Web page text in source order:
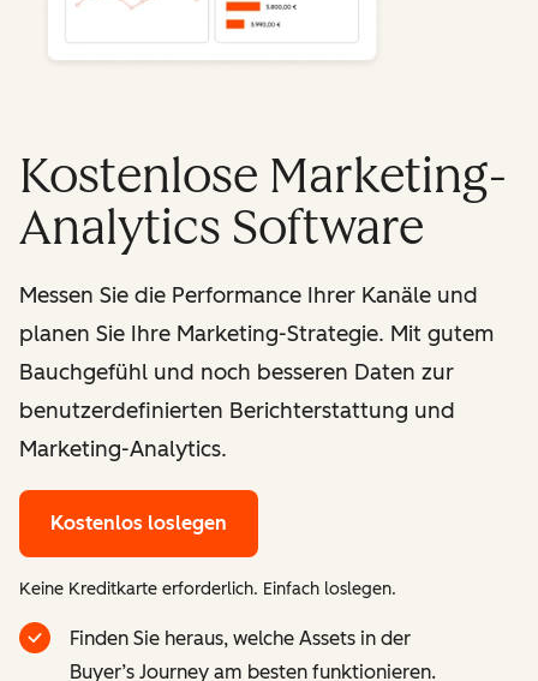
Kostenlose Marketing-
Analytics Software
Messen Sie die Performance Ihrer Kanäle und
planen Sie Ihre Marketing-Strategie. Mit gutem
Bauchgefühl und noch besseren Daten zur
benutzerdefinierten Berichterstattung und
Marketing-Analytics.
Kostenlos loslegen
Keine Kreditkarte erforderlich. Einfach loslegen.
Finden Sie heraus, welche Assets in der
Buyer’s Journey am besten funktionieren.